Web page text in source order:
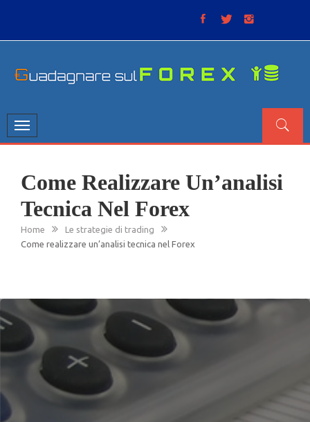
Toggle
navigation
Come Realizzare Un’analisi
Tecnica Nel Forex
Home
Le strategie di trading
Come realizzare un’analisi tecnica nel Forex